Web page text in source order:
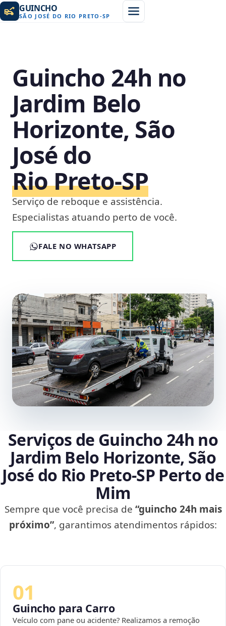
GUINCHO
SÃO JOSÉ DO RIO PRETO -SP
Guincho 24h no
Jardim Belo
Horizonte, São
José do
Rio Preto‑SP
Serviço de reboque e assistência.
Especialistas atuando perto de você.
FALE NO WHATSAPP
Serviços de Guincho 24h no
Jardim Belo Horizonte, São
José do Rio Preto‑SP Perto de
Mim
Sempre que você precisa de “guincho 24h mais
próximo”, garantimos atendimentos rápidos:
01
Guincho para Carro
Veículo com pane ou acidente? Realizamos a remoção